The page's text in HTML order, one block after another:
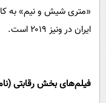
«متری شیش و نیم» به
ایران در ونیز ۲۰۱۹ است.
فیلم‌های بخش رقابتی